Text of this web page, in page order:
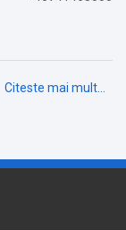
Citeste mai mult...